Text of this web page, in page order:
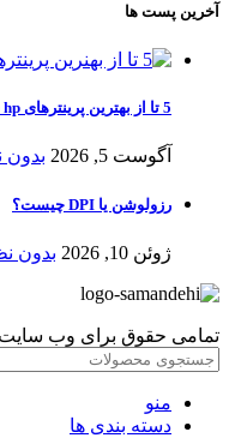
آخرین پست ها
5 تا از بهترین پرینترهای hp سال 2026
آگوست 5, 2026 بدون
رزولوشن یا DPI چیست؟
ژوئن 10, 2026 بدون
تمامی حقوق برای وب سایت
منو
دسته بندی ها